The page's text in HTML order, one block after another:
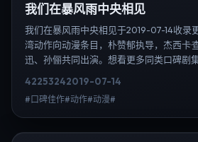
我们在暴风雨中央相见
我们在暴风雨中央相见于2019-07-14收录
湾动作向动漫条目，朴赞郁执导，杰西卡·
迅、孙俪共同出演。想看更多同类口碑剧
清连载信息，延伸检索日韩电视剧、韩剧
词。
42253242019-07-14
#口碑佳作#动作#动漫#